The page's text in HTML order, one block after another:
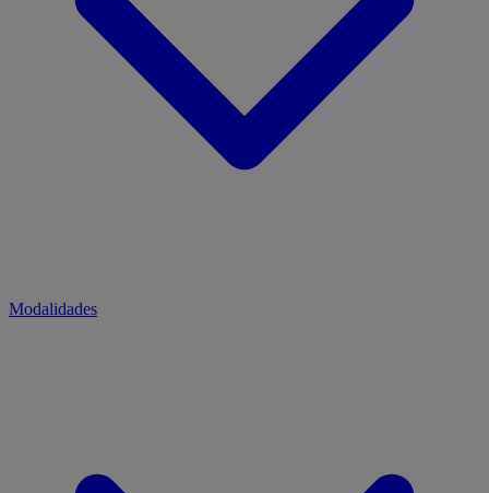
Modalidades